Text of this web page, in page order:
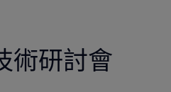
術研討會